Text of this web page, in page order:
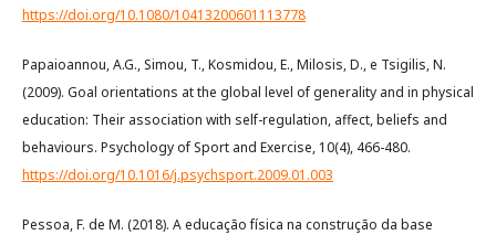
https://doi.org/10.1080/10413200601113778
Papaioannou, A.G., Simou, T., Kosmidou, E., Milosis, D., e Tsigilis, N.
(2009). Goal orientations at the global level of generality and in physical
education: Their association with self-regulation, affect, beliefs and
behaviours. Psychology of Sport and Exercise, 10(4), 466-480.
https://doi.org/10.1016/j.psychsport.2009.01.003
Pessoa, F. de M. (2018). A educação física na construção da base